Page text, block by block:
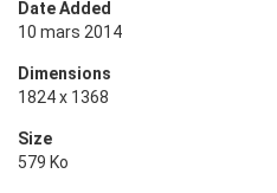
Date Added
10 mars 2014
Dimensions
1824 x 1368
Size
579 Ko